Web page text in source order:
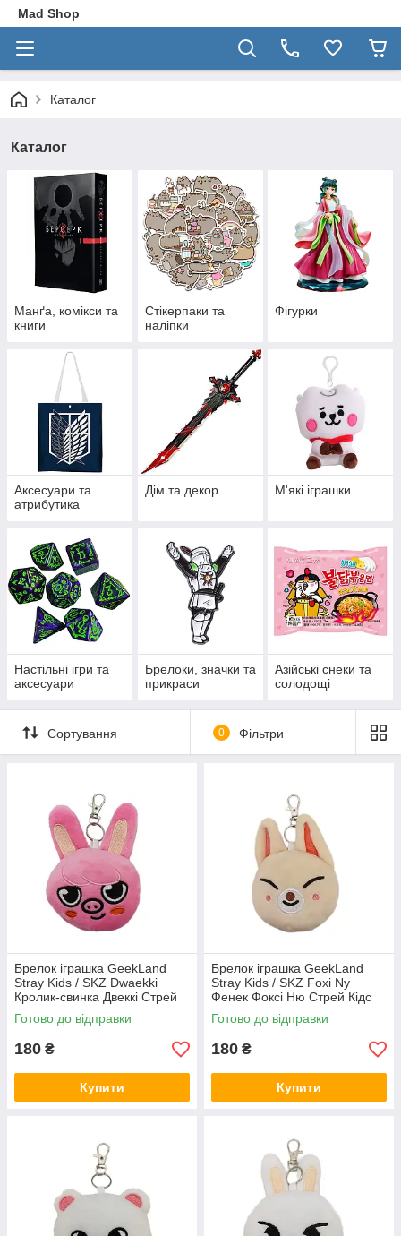
Mad Shop
Каталог
Каталог
Манґа, комікси та
книги
Стікерпаки та
наліпки
Фігурки
Аксесуари та
атрибутика
Дім та декор М'які іграшки
Настільні ігри та
аксесуари
Брелоки, значки та
прикраси
Азійські снеки та
солодощі
Сортування 0 Фільтри
Брелок іграшка GeekLand
Stray Kids / SKZ Dwaekki
Кролик-свинка Двеккі Стрей
Кідс 10 см G SKZ D05
Готово до відправки
180 ₴
Купити
Брелок іграшка GeekLand
Stray Kids / SKZ Foxi Ny
Фенек Фоксі Ню Стрей Кідс
10 см G SKZ FN07
Готово до відправки
180 ₴
Купити